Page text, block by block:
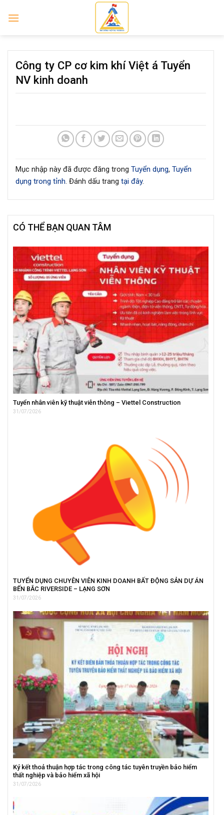
Công ty CP cơ kim khí Việt á Tuyển
NV kinh doanh
Mục nhập này đã được đăng trong Tuyển dụng, Tuyển
dụng trong tỉnh. Đánh dấu trang tại đây.
CÓ THỂ BẠN QUAN TÂM
Tuyển nhân viên kỹ thuật viễn thông – Viettel Construction
31/07/2026
TUYỂN DỤNG CHUYÊN VIÊN KINH DOANH BẤT ĐỘNG SẢN DỰ ÁN
BẾN BẮC RIVERSIDE – LẠNG SƠN
31/07/2026
Ký kết thoả thuận hợp tác trong công tác tuyên truyền bảo hiểm
thất nghiệp và bảo hiểm xã hội
31/07/2026